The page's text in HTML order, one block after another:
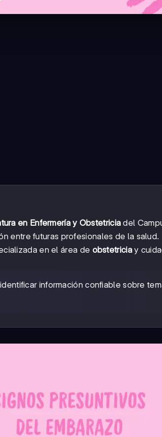
en Enfermería y Obstetriciadel
entre futuras profesionales de la salud.
en el área de obstetriciay
información confiable sobre